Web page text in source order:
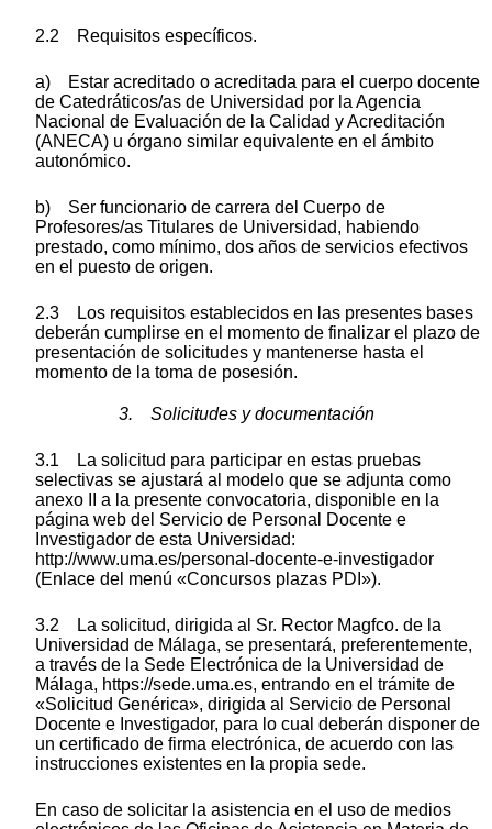
2.2 Requisitos específicos.
a) Estar acreditado o acreditada para el cuerpo docente
de Catedráticos/as de Universidad por la Agencia
Nacional de Evaluación de la Calidad y Acreditación
(ANECA) u órgano similar equivalente en el ámbito
autonómico.
b) Ser funcionario de carrera del Cuerpo de
Profesores/as Titulares de Universidad, habiendo
prestado, como mínimo, dos años de servicios efectivos
en el puesto de origen.
2.3 Los requisitos establecidos en las presentes bases
deberán cumplirse en el momento de finalizar el plazo de
presentación de solicitudes y mantenerse hasta el
momento de la toma de posesión.
3. Solicitudes y documentación
3.1 La solicitud para participar en estas pruebas
selectivas se ajustará al modelo que se adjunta como
anexo II a la presente convocatoria, disponible en la
página web del Servicio de Personal Docente e
Investigador de esta Universidad:
http://www.uma.es/personal-docente-e-investigador
(Enlace del menú «Concursos plazas PDI»).
3.2 La solicitud, dirigida al Sr. Rector Magfco. de la
Universidad de Málaga, se presentará, preferentemente,
a través de la Sede Electrónica de la Universidad de
Málaga, https://sede.uma.es, entrando en el trámite de
«Solicitud Genérica», dirigida al Servicio de Personal
Docente e Investigador, para lo cual deberán disponer de
un certificado de firma electrónica, de acuerdo con las
instrucciones existentes en la propia sede.
En caso de solicitar la asistencia en el uso de medios